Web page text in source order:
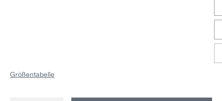
Größentabelle